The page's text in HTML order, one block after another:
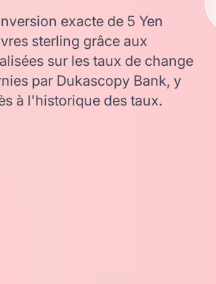
exacte de 5 Yen
sterling grâce aux
sur les taux de change
par Dukascopy Bank, y
à l'historique des taux.